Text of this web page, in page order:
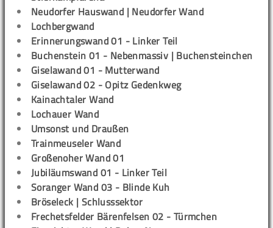
Neudorfer Hauswand | Neudorfer Wand
Lochbergwand
Erinnerungswand 01 - Linker Teil
Buchenstein 01 - Nebenmassiv | Buchensteinchen
Giselawand 01 - Mutterwand
Giselawand 02 - Opitz Gedenkweg
Kainachtaler Wand
Lochauer Wand
Umsonst und Draußen
Trainmeuseler Wand
Großenoher Wand 01
Jubiläumswand 01 - Linker Teil
Soranger Wand 03 - Blinde Kuh
Bröseleck | Schlusssektor
Frechetsfelder Bärenfelsen 02 - Türmchen